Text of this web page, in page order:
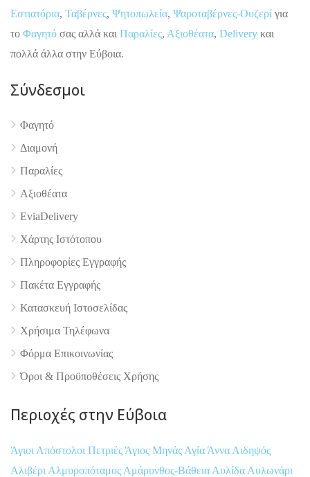
4.9
Εστιατόρια, Ταβέρνες, Ψητοπωλεία, Ψαροταβέρνες-Ουζερί για
το Φαγητό σας αλλά και Παραλίες, Αξιοθέατα, Delivery και
πολλά άλλα στην Εύβοια.
Σύνδεσμοι
Φαγητό
Διαμονή
Παραλίες
Αξιοθέατα
EviaDelivery
Χάρτης Ιστότοπου
Πληροφορίες Εγγραφής
Πακέτα Εγγραφής
Κατασκευή Ιστοσελίδας
Χρήσιμα Τηλέφωνα
Φόρμα Επικοινωνίας
Όροι & Προϋποθέσεις Xρήσης
Περιοχές στην Εύβοια
Άγιοι Απόστολοι Πετριές Άγιος Μηνάς Αγία Άννα Αιδηψός
Αλιβέρι Αλμυροπόταμος Αμάρυνθος-Βάθεια Αυλίδα Αυλωνάρι